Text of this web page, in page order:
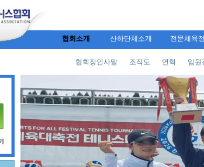
협회소개 산하단체소개 전문체육
협회장인사말 조직도 연혁 임원